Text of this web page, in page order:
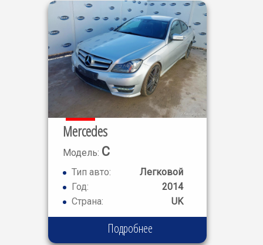
Mercedes
Модель: C
CLASS C180
Тип авто:
Легковой
Год:
2014
Страна:
UK
Подробнее